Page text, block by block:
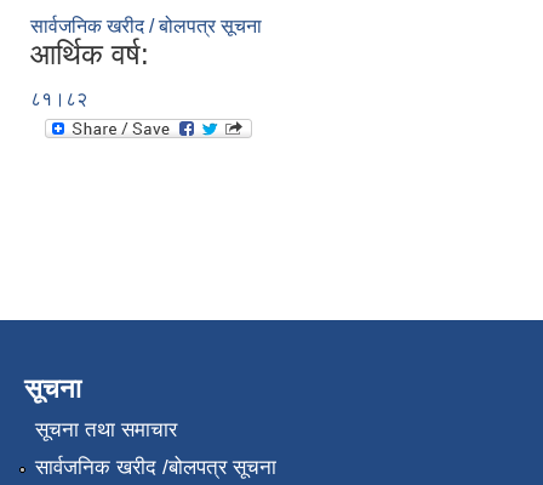
सार्वजनिक खरीद / बोलपत्र सूचना
आर्थिक वर्ष:
८१।८२
सूचना
सूचना तथा समाचार
सार्वजनिक खरीद /बोलपत्र सूचना